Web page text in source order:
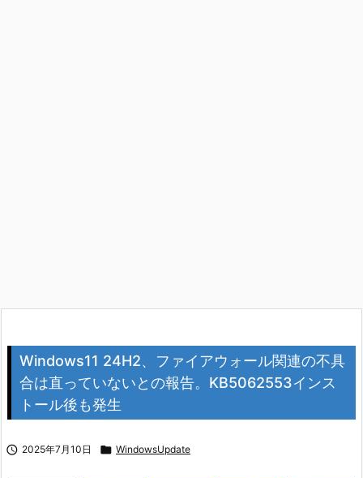
Windows11 24H2、ファイアウォール関連の不具
合は直っていないとの報告。KB5062553インス
トール後も発生
 2025年7月10日  WindowsUpdate